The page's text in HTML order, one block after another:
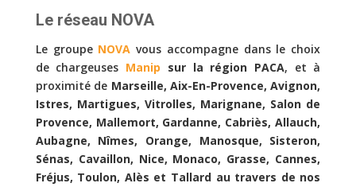
Le réseau NOVA
Le groupe NOVA vous accompagne dans le choix
de chargeuses Manip sur la région PACA, et à
proximité de Marseille, Aix-En-Provence, Avignon,
Istres, Martigues, Vitrolles, Marignane, Salon de
Provence, Mallemort, Gardanne, Cabriès, Allauch,
Aubagne, Nîmes, Orange, Manosque, Sisteron,
Sénas, Cavaillon, Nice, Monaco, Grasse, Cannes,
Fréjus, Toulon, Alès et Tallard au travers de nos